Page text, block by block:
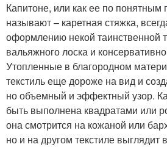
Капитоне, или как ее по
называют – каретная стяжка,
оформлению некой таинственной
вальяжного лоска и
Утопленные в благородном
текстиль еще дороже на вид и
но объемный и эффектный узор.
быть выполнена квадратами или
она смотрится на кожаной или
но и на другом текстиле выглядит